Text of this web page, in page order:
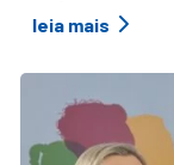
leia mais